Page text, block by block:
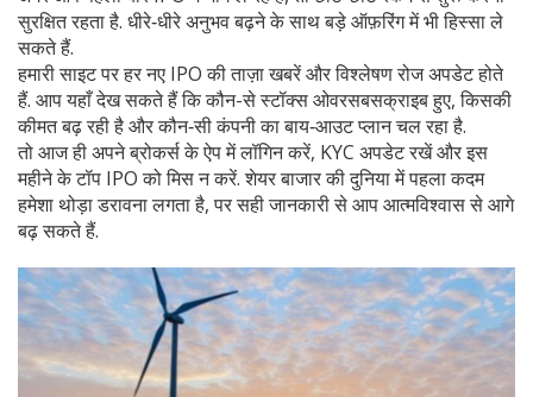
सुरक्षित रहता है. धीरे‑धीरे अनुभव बढ़ने के साथ बड़े ऑफ़रिंग में भी हिस्सा ले
सकते हैं.
हमारी साइट पर हर नए IPO की ताज़ा खबरें और विश्लेषण रोज अपडेट होते
हैं. आप यहाँ देख सकते हैं कि कौन-से स्टॉक्स ओवरसबसक्राइब हुए, किसकी
कीमत बढ़ रही है और कौन‑सी कंपनी का बाय‑आउट प्लान चल रहा है.
तो आज ही अपने ब्रोकर्स के ऐप में लॉगिन करें, KYC अपडेट रखें और इस
महीने के टॉप IPO को मिस न करें. शेयर बाजार की दुनिया में पहला कदम
हमेशा थोड़ा डरावना लगता है, पर सही जानकारी से आप आत्मविश्वास से आगे
बढ़ सकते हैं.